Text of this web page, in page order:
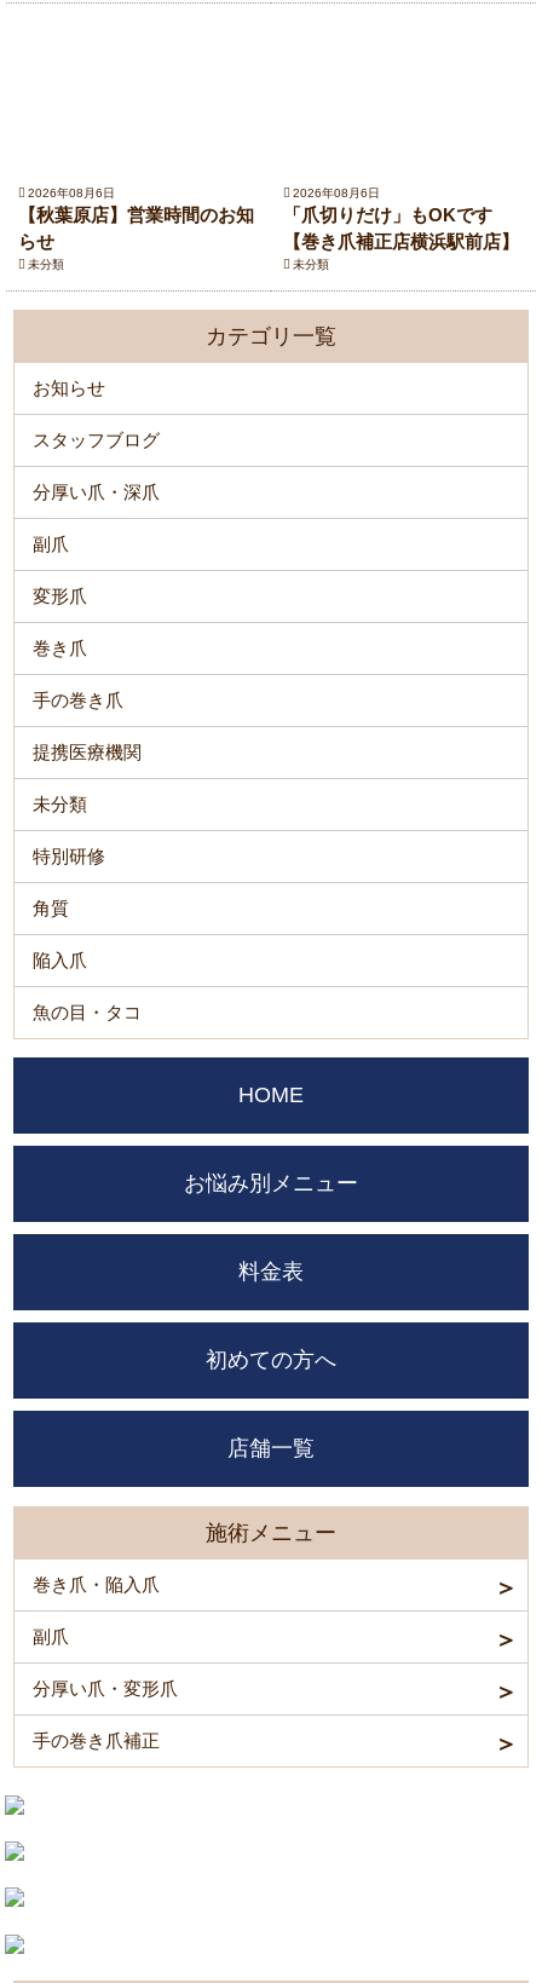
2026年08月6日
【秋葉原店】営業時間のお知
らせ
未分類
2026年08月6日
「爪切りだけ」もOKです
【巻き爪補正店横浜駅前店】
未分類
カテゴリ一覧
お知らせ
スタッフブログ
分厚い爪・深爪
副爪
変形爪
巻き爪
手の巻き爪
提携医療機関
未分類
特別研修
角質
陥入爪
魚の目・タコ
HOME
お悩み別メニュー
料金表
初めての方へ
店舗一覧
施術メニュー
巻き爪・陥入爪
副爪
分厚い爪・変形爪
手の巻き爪補正